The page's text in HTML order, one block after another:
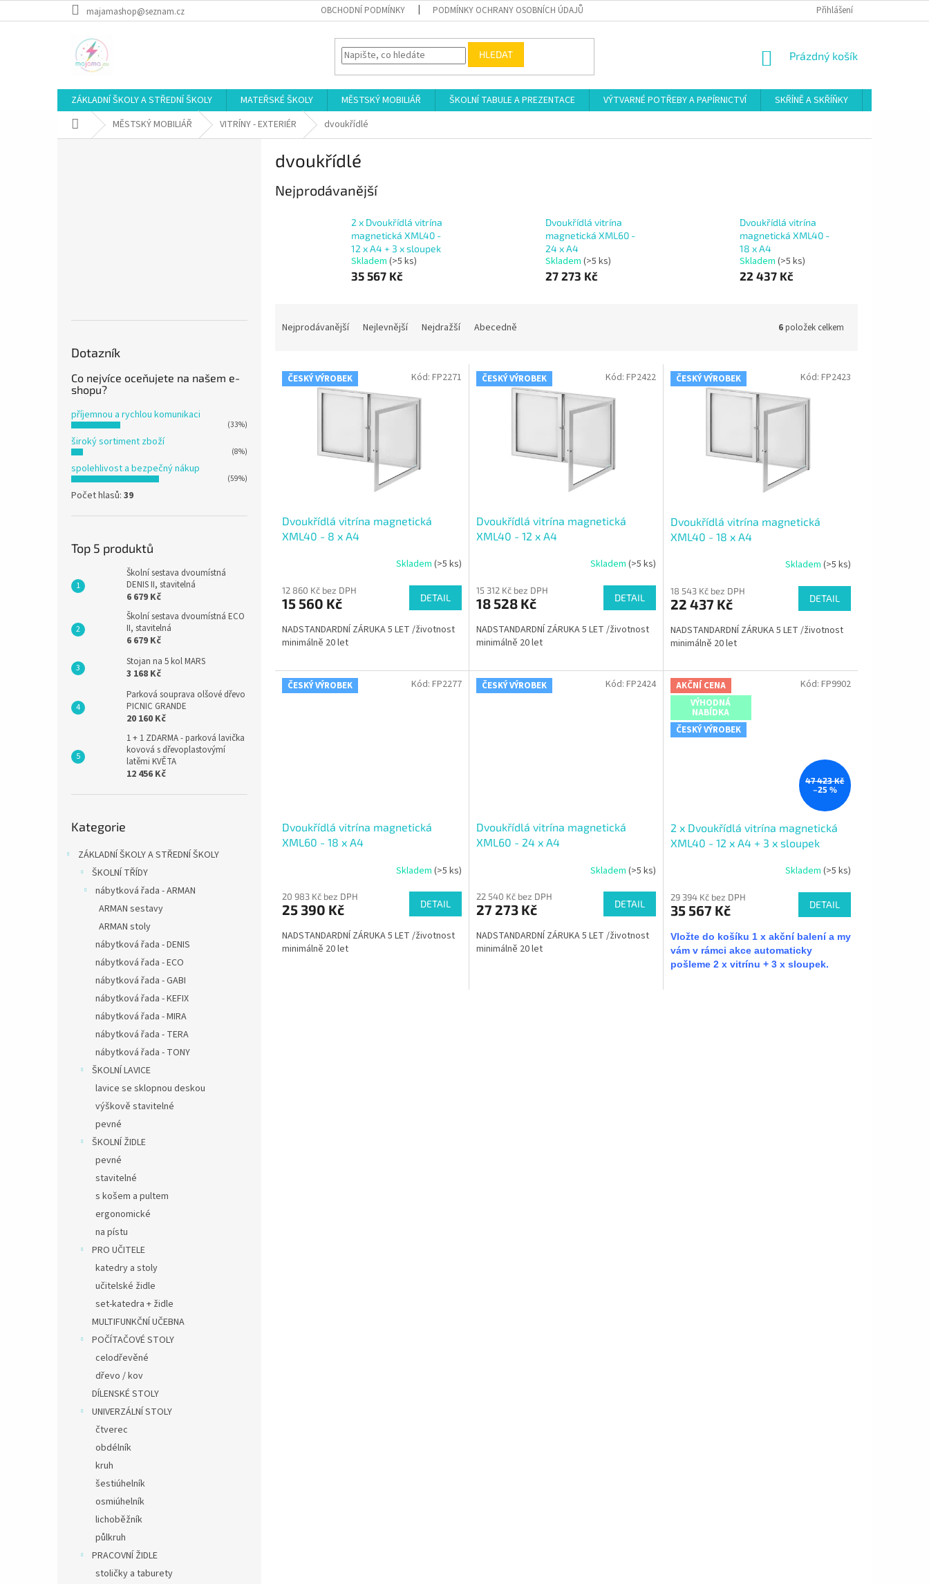
na
majamashop@seznam.cz OBCHODNÍ PODMÍNKY PODMÍNKY OCHRANY OSOBNÍCH ÚDAJŮ Přihlášení
HLEDAT
NÁKUPNÍ
Prázdný košík
ZÁKLADNÍ ŠKOLY A STŘEDNÍ ŠKOLY MATEŘSKÉ ŠKOLY MĚSTSKÝ MOBILIÁŘ ŠKOLNÍ TABULE A PREZENTACE VÝTVARNÉ POTŘEBY A PAPÍRNICTVÍ SKŘÍNĚ A SKŘÍŇKY
Domů MĚSTSKÝ MOBILIÁŘ VITRÍNY - EXTERIÉR dvoukřídlé
Dotazník
Co nejvíce oceňujete na našem e-
shopu?
příjemnou a rychlou komunikaci
(33%)
široký sortiment zboží
(8%)
spolehlivost a bezpečný nákup
(59%)
Počet hlasů: 39
Top 5 produktů
Školní sestava dvoumístná
DENIS II, stavitelná
6 679 Kč
Školní sestava dvoumístná ECO
II, stavitelná
6 679 Kč
Stojan na 5 kol MARS
3 168 Kč
Parková souprava olšové dřevo
PICNIC GRANDE
20 160 Kč
1 + 1 ZDARMA - parková lavička
kovová s dřevoplastovýmí
latěmi KVĚTA
12 456 Kč
kategorie
Kategorie
ZÁKLADNÍ ŠKOLY A STŘEDNÍ ŠKOLY
ŠKOLNÍ TŘÍDY
nábytková řada - ARMAN
ARMAN sestavy
ARMAN stoly
nábytková řada - DENIS
nábytková řada - ECO
nábytková řada - GABI
nábytková řada - KEFIX
nábytková řada - MIRA
nábytková řada - TERA
nábytková řada - TONY
ŠKOLNÍ LAVICE
lavice se sklopnou deskou
výškově stavitelné
pevné
ŠKOLNÍ ŽIDLE
pevné
stavitelné
s košem a pultem
ergonomické
na pístu
PRO UČITELE
katedry a stoly
učitelské židle
set-katedra + židle
MULTIFUNKČNÍ UČEBNA
POČÍTAČOVÉ STOLY
celodřevěné
dřevo / kov
DÍLENSKÉ STOLY
UNIVERZÁLNÍ STOLY
čtverec
obdélník
kruh
šestiúhelník
osmiúhelník
lichoběžník
půlkruh
PRACOVNÍ ŽIDLE
stoličky a taburety
dvoukřídlé
Nejprodávanější
2 x Dvoukřídlá vitrína
magnetická XML40 -
12 x A4 + 3 x sloupek
Skladem (>5 ks)
35 567 Kč
Dvoukřídlá vitrína
magnetická XML60 -
24 x A4
Skladem (>5 ks)
27 273 Kč
Dvoukřídlá vitrína
magnetická XML40 -
18 x A4
Skladem (>5 ks)
22 437 Kč
n
Nejprodávanější Nejlevnější Nejdražší Abecedně 6položek celkem
V ČESKÝ VÝROBEK
Dvoukřídlá vitrína magnetická
XML40 - 8 x A4
Skladem (>5 ks)
12 860 Kč bez DPH
15 560 Kč DETAIL
NADSTANDARDNÍ ZÁRUKA 5 LET /životnost
minimálně 20 let
Kód: FP2271 ČESKÝ VÝROBEK
Dvoukřídlá vitrína magnetická
XML40 - 12 x A4
Skladem (>5 ks)
15 312 Kč bez DPH
18 528 Kč DETAIL
NADSTANDARDNÍ ZÁRUKA 5 LET /životnost
minimálně 20 let
Kód: FP2422 ČESKÝ VÝROBEK
Dvoukřídlá vitrína magnetická
XML40 - 18 x A4
Skladem (>5 ks)
18 543 Kč bez DPH
22 437 Kč DETAIL
NADSTANDARDNÍ ZÁRUKA 5 LET /životnost
minimálně 20 let
Kód: FP2423
ČESKÝ VÝROBEK
Dvoukřídlá vitrína magnetická
XML60 - 18 x A4
Skladem (>5 ks)
20 983 Kč bez DPH
25 390 Kč DETAIL
NADSTANDARDNÍ ZÁRUKA 5 LET /životnost
minimálně 20 let
Kód: FP2277 ČESKÝ VÝROBEK
Dvoukřídlá vitrína magnetická
XML60 - 24 x A4
Skladem (>5 ks)
22 540 Kč bez DPH
27 273 Kč DETAIL
NADSTANDARDNÍ ZÁRUKA 5 LET /životnost
minimálně 20 let
Kód: FP2424
AKČNÍ CENA
VÝHODNÁ
NABÍDKA
ČESKÝ VÝROBEK
47 423 Kč
–25 %
2 x Dvoukřídlá vitrína magnetická
XML40 - 12 x A4 + 3 x sloupek
Skladem (>5 ks)
29 394 Kč bez DPH
35 567 Kč DETAIL
Vložte do košíku 1 x akční balení a my
vám v rámci akce automaticky
pošleme 2 x vitrínu + 3 x sloupek.
Kód: FP9902